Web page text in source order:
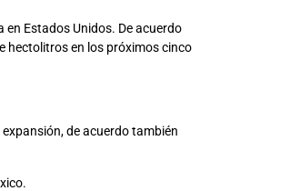
Estados Unidos. De acuerdo
hectolitros en los próximos cinco
de acuerdo también